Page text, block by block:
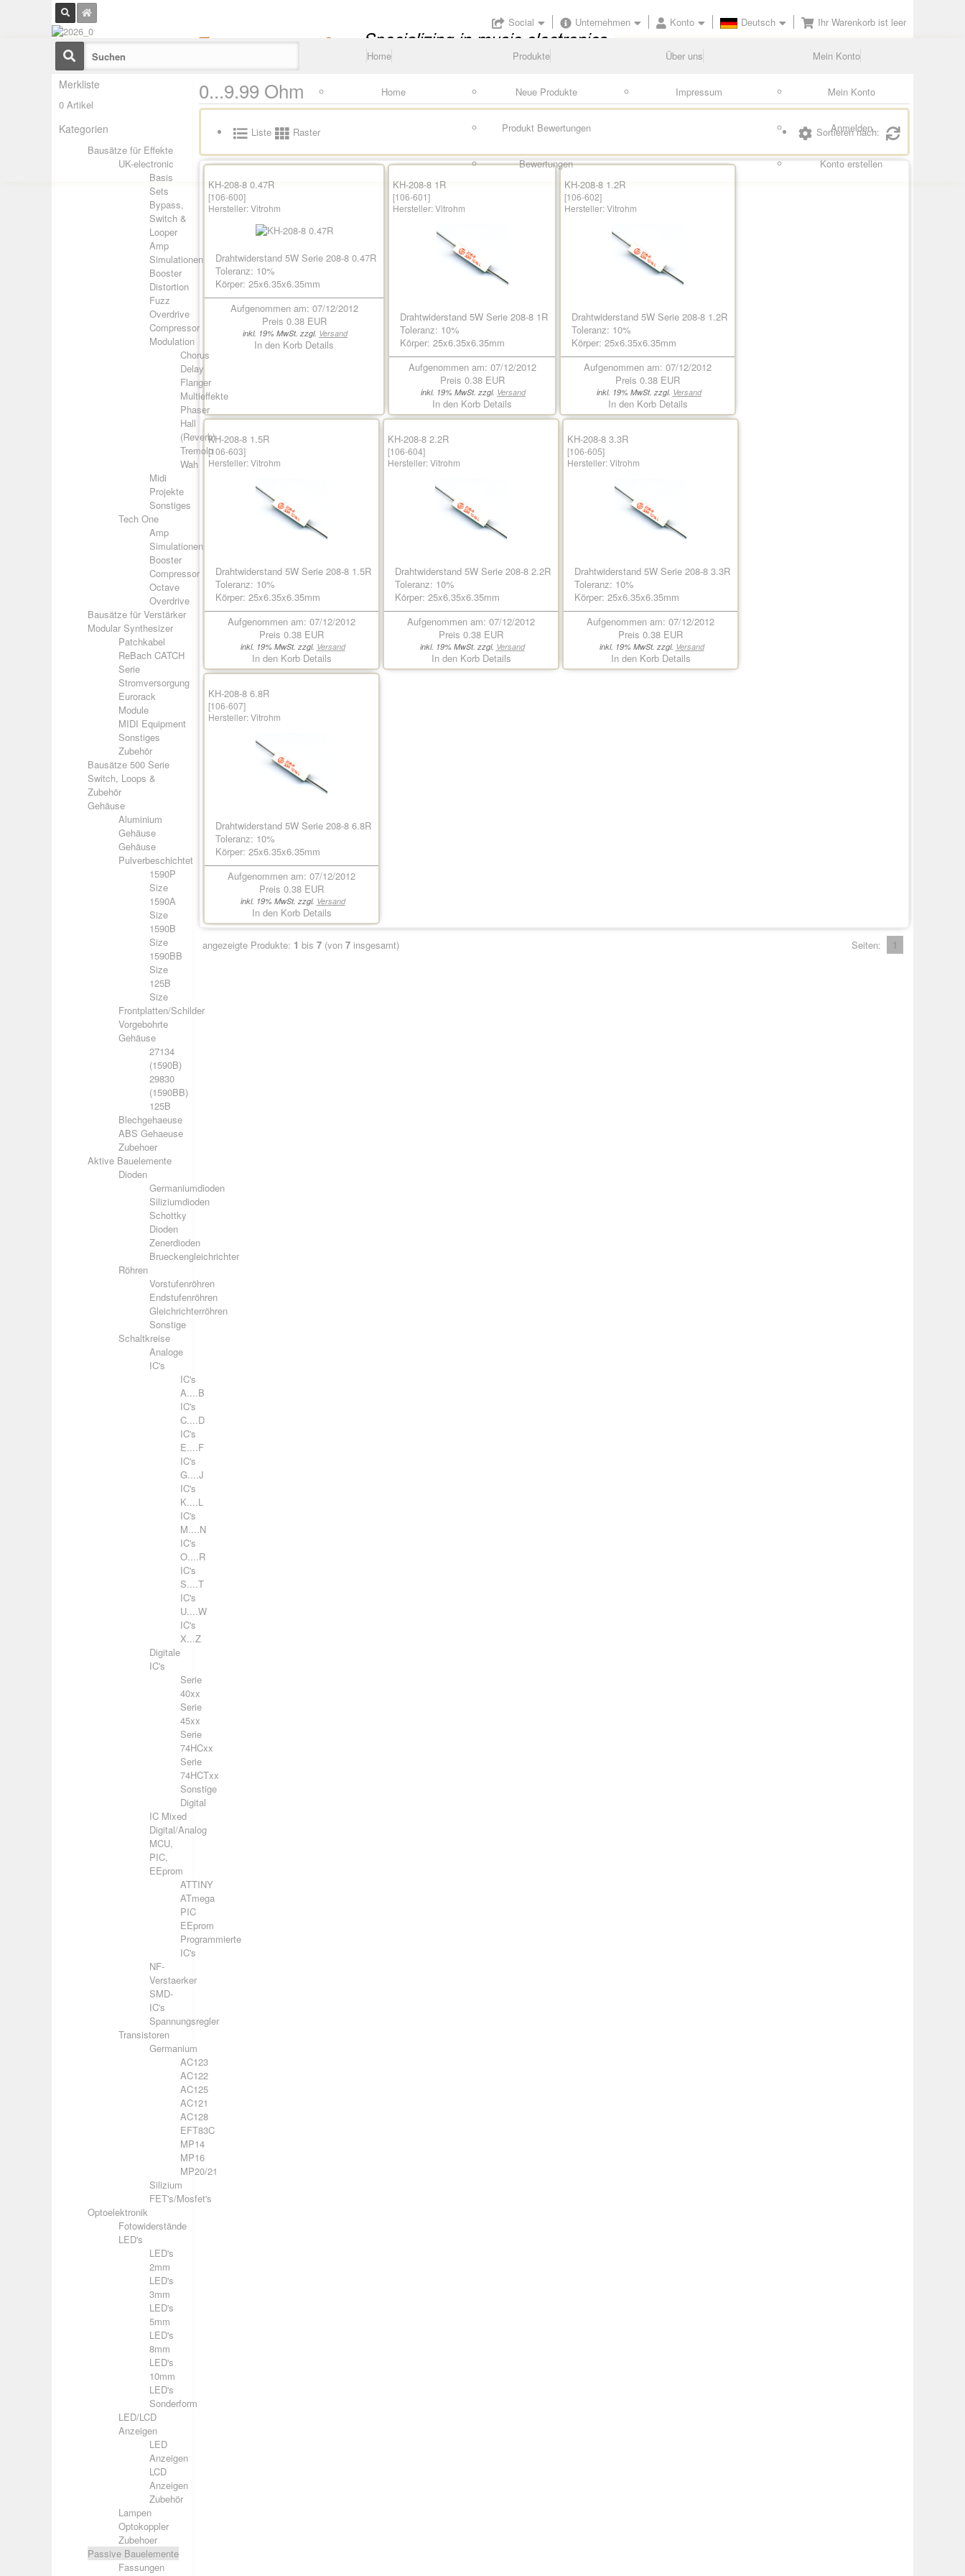
Social Unternehmen Konto Deutsch Ihr Warenkorb ist leer
Home
Home
Produkte
Neue Produkte
Produkt Bewertungen
Bewertungen
Über uns
Impressum
Mein Konto
Mein Konto
Anmelden
Konto erstellen
0...9.99 Ohm
Sortieren nach:
Liste Raster
KH-208-8 0.47R
[106-600]
Hersteller:Vitrohm
Drahtwiderstand 5W Serie 208-8 0.47R
Toleranz: 10%
Körper: 25x6.35x6.35mm
Aufgenommen am: 07/12/2012
Preis 0.38 EUR
inkl. 19% MwSt. zzgl. Versand
In den Korb Details
KH-208-8 1R
[106-601]
Hersteller:Vitrohm
Drahtwiderstand 5W Serie 208-8 1R
Toleranz: 10%
Körper: 25x6.35x6.35mm
Aufgenommen am: 07/12/2012
Preis 0.38 EUR
inkl. 19% MwSt. zzgl. Versand
In den Korb Details
KH-208-8 1.2R
[106-602]
Hersteller:Vitrohm
Drahtwiderstand 5W Serie 208-8 1.2R
Toleranz: 10%
Körper: 25x6.35x6.35mm
Aufgenommen am: 07/12/2012
Preis 0.38 EUR
inkl. 19% MwSt. zzgl. Versand
In den Korb Details
KH-208-8 1.5R
[106-603]
Hersteller:Vitrohm
Drahtwiderstand 5W Serie 208-8 1.5R
Toleranz: 10%
Körper: 25x6.35x6.35mm
Aufgenommen am: 07/12/2012
Preis 0.38 EUR
inkl. 19% MwSt. zzgl. Versand
In den Korb Details
KH-208-8 2.2R
[106-604]
Hersteller:Vitrohm
Drahtwiderstand 5W Serie 208-8 2.2R
Toleranz: 10%
Körper: 25x6.35x6.35mm
Aufgenommen am: 07/12/2012
Preis 0.38 EUR
inkl. 19% MwSt. zzgl. Versand
In den Korb Details
KH-208-8 3.3R
[106-605]
Hersteller:Vitrohm
Drahtwiderstand 5W Serie 208-8 3.3R
Toleranz: 10%
Körper: 25x6.35x6.35mm
Aufgenommen am: 07/12/2012
Preis 0.38 EUR
inkl. 19% MwSt. zzgl. Versand
In den Korb Details
KH-208-8 6.8R
[106-607]
Hersteller:Vitrohm
Drahtwiderstand 5W Serie 208-8 6.8R
Toleranz: 10%
Körper: 25x6.35x6.35mm
Aufgenommen am: 07/12/2012
Preis 0.38 EUR
inkl. 19% MwSt. zzgl. Versand
In den Korb Details
Seiten: 1
angezeigte Produkte: 1 bis 7 (von 7 insgesamt)
Merkliste
0 Artikel
Kategorien
Bausätze für Effekte
UK-electronic
Basis
Sets
Bypass,
Switch &
Looper
Amp
Simulationen
Booster
Distortion
Fuzz
Overdrive
Compressor
Modulation
Chorus
Delay
Flanger
Multieffekte
Phaser
Hall
(Reverb)
Tremolo
Wah
Midi
Projekte
Sonstiges
Tech One
Amp
Simulationen
Booster
Compressor
Octave
Overdrive
Bausätze für Verstärker
Modular Synthesizer
Patchkabel
ReBach CATCH
Serie
Stromversorgung
Eurorack
Module
MIDI Equipment
Sonstiges
Zubehör
Bausätze 500 Serie
Switch, Loops &
Zubehör
Gehäuse
Aluminium
Gehäuse
Gehäuse
Pulverbeschichtet
1590P
Size
1590A
Size
1590B
Size
1590BB
Size
125B
Size
Frontplatten/Schilder
Vorgebohrte
Gehäuse
27134
(1590B)
29830
(1590BB)
125B
Blechgehaeuse
ABS Gehaeuse
Zubehoer
Aktive Bauelemente
Dioden
Germaniumdioden
Siliziumdioden
Schottky
Dioden
Zenerdioden
Brueckengleichrichter
Röhren
Vorstufenröhren
Endstufenröhren
Gleichrichterröhren
Sonstige
Schaltkreise
Analoge
IC's
IC's
A....B
IC's
C....D
IC's
E....F
IC's
G....J
IC's
K....L
IC's
M....N
IC's
O....R
IC's
S....T
IC's
U....W
IC's
X...Z
Digitale
IC's
Serie
40xx
Serie
45xx
Serie
74HCxx
Serie
74HCTxx
Sonstige
Digital
IC Mixed
Digital/Analog
MCU,
PIC,
EEprom
ATTINY
ATmega
PIC
EEprom
Programmierte
IC's
NF-
Verstaerker
SMD-
IC's
Spannungsregler
Transistoren
Germanium
AC123
AC122
AC125
AC121
AC128
EFT83C
MP14
MP16
MP20/21
Silizium
FET's/Mosfet's
Optoelektronik
Fotowiderstände
LED's
LED's
2mm
LED's
3mm
LED's
5mm
LED's
8mm
LED's
10mm
LED's
Sonderform
LED/LCD
Anzeigen
LED
Anzeigen
LCD
Anzeigen
Zubehör
Lampen
Optokoppler
Zubehoer
Passive Bauelemente
Fassungen